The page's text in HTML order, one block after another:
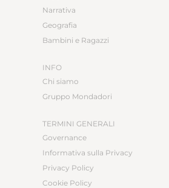
Narrativa
Geografia
Bambini e Ragazzi
INFO
Chi siamo
Gruppo Mondadori
TERMINI GENERALI
Governance
Informativa sulla Privacy
Privacy Policy
Cookie Policy